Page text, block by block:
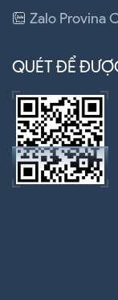
Zalo Provina
QUÉT ĐỂ